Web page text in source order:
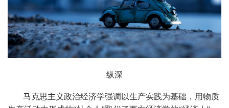
纵深
马克思主义政治经济学强调以生产实践为基础，用物质